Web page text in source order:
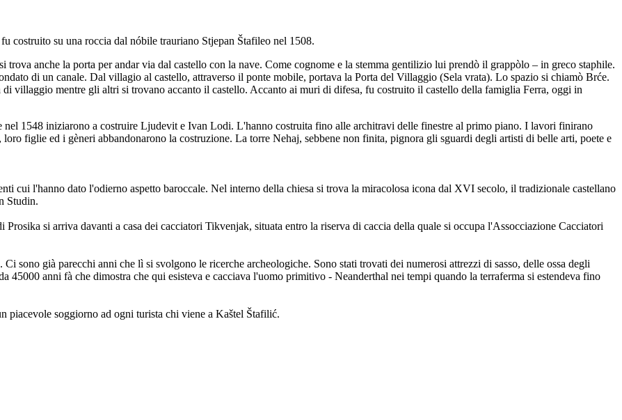
costruito su una roccia dal nóbile trauriano Stjepan Štafileo nel 1508.
trova anche la porta per andar via dal castello con la nave. Come cognome e la stemma gentilizio lui prendò il grappòlo – in greco staphile.
di un canale. Dal villagio al castello, attraverso il ponte mobile, portava la Porta del Villaggio (Sela vrata). Lo spazio si chiamò Brće.
villaggio mentre gli altri si trovano accanto il castello. Accanto ai muri di difesa, fu costruito il castello della famiglia Ferra, oggi in
1548 iniziarono a costruire Ljudevit e Ivan Lodi. L'hanno costruita fino alle architravi delle finestre al primo piano. I lavori finirano
figlie ed i gèneri abbandonarono la costruzione. La torre Nehaj, sebbene non finita, pignora gli sguardi degli artisti di belle arti, poete e
cui l'hanno dato l'odierno aspetto baroccale. Nel interno della chiesa si trova la miracolosa icona dal XVI secolo, il tradizionale castellano
Studin.
si arriva davanti a casa dei cacciatori Tikvenjak, situata entro la riserva di caccia della quale si occupa l'Assocciazione Cacciatori
sono già parecchi anni che lì si svolgono le ricerche archeologiche. Sono stati trovati dei numerosi attrezzi di sasso, delle ossa degli
45000 anni fà che dimostra che qui esisteva e cacciava l'uomo primitivo - Neanderthal nei tempi quando la terraferma si estendeva fino
soggiorno ad ogni turista chi viene a Kaštel Štafilić.